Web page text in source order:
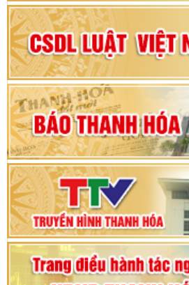
Đại hội Đảng bộ xã Yên
nhiệm kỳ 2025 - 2030
Khai mạc Kỳ họp bất
hội khóa XV
Phiên thảo luận Kỳ họp
Thanh Hóa khóa XVIII,
Bế mạc Kỳ họp thứ hai
tỉnh khoá XVIII